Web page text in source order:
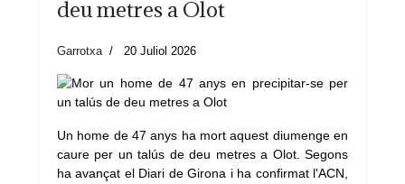
deu metres a Olot
Garrotxa 20 Juliol 2026
Un home de 47 anys ha mort aquest diumenge en
caure per un talús de deu metres a Olot. Segons
ha avançat el Diari de Girona i ha confirmat l'ACN,